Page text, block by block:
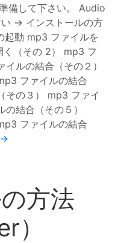
備して下さい。 Audio
→ インストールの方
動 mp3 ファイルを
く（その 2） mp3 フ
ルの結合（その２）
ファイルの結合
その３） mp3 ファイ
結合（その５）
ファイルの結合
→
方法
）